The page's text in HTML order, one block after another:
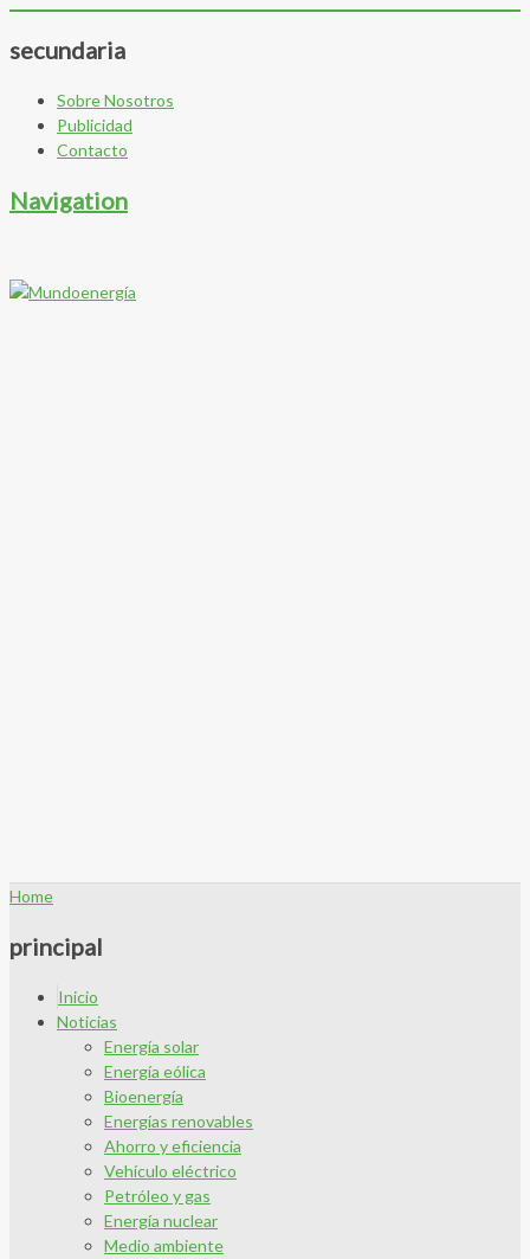
secundaria
Sobre Nosotros
Publicidad
Contacto
Navigation
Home
principal
Inicio
Noticias
Energía solar
Energía eólica
Bioenergía
Energías renovables
Ahorro y eficiencia
Vehículo eléctrico
Petróleo y gas
Energía nuclear
Medio ambiente